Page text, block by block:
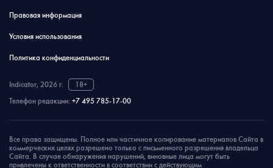
Правовая информация
Условия использования
Политика конфиденциальности
Indicator, 2026 г.
18+
Телефон редакции: +7 495 785-17-00
Все права защищены. Полное или частичное копирование материалов Сайта в
коммерческих целях разрешено только с письменного разрешения владельца
Сайта. В случае обнаружения нарушений, виновные лица могут быть
привлечены к ответственности в соответствии с действующим